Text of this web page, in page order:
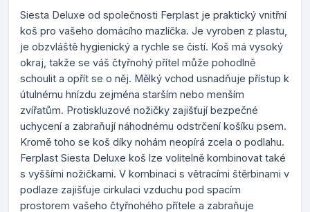
Siesta Deluxe od společnosti Ferplast je praktický vnitřní
koš pro vašeho domácího mazlíčka. Je vyroben z plastu,
je obzvláště hygienický a rychle se čistí. Koš má vysoký
okraj, takže se váš čtyřnohý přítel může pohodlně
schoulit a opřít se o něj. Mělký vchod usnadňuje přístup k
útulnému hnízdu zejména starším nebo menším
zvířatům. Protiskluzové nožičky zajišťují bezpečné
uchycení a zabraňují náhodnému odstrčení košíku psem.
Kromě toho se koš díky nohám neopírá zcela o podlahu.
Ferplast Siesta Deluxe koš lze volitelně kombinovat také
s vyššími nožičkami. V kombinaci s větracími štěrbinami v
podlaze zajišťuje cirkulaci vzduchu pod spacím
prostorem vašeho čtyřnohého přítele a zabraňuje